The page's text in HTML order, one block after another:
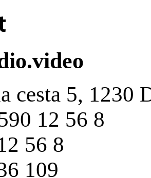
cesta 5, 1230
12 56 8
56 8
109